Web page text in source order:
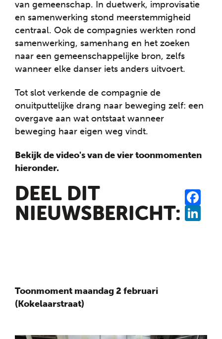
van gemeenschap. In duetwerk, improvisatie
en samenwerking stond meerstemmigheid
centraal. Ook de compagnies werkten rond
samenwerking, samenhang en het zoeken
naar een gemeenschappelijke bron, zelfs
wanneer elke danser iets anders uitvoert.
Tot slot verkende de compagnie de
onuitputtelijke drang naar beweging zelf: een
overgave aan wat ontstaat wanneer
beweging haar eigen weg vindt.
Bekijk de video's van de vier toonmomenten
hieronder.
DEEL DIT
NIEUWSBERICHT:
Toonmoment maandag 2 februari
(Kokelaarstraat)